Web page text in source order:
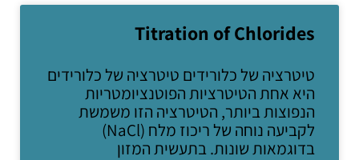
Titration of Chlorides
טיטרציה של כלורידים טיטרציה של כלורידים
היא אחת הטיטרציות הפוטנציומטריות
הנפוצות ביותר, הטיטרציה הזו משמשת
לקביעה נוחה של ריכוז מלח (NaCl)
בדוגמאות שונות. בתעשית המזון